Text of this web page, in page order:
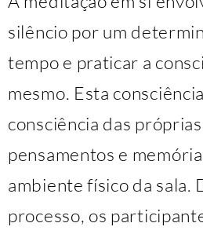
silêncio por um
tempo e praticar a
mesmo. Esta
consciência das
pensamentos e
ambiente físico da sala.
processo, os